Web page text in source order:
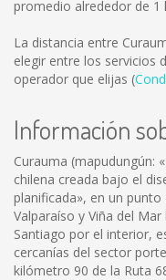
promedio alrededor de 1
La distancia entre
elegir entre los servicios
operador que elijas (
Información
Curauma (mapudungún:
chilena creada bajo el
planificada», en un
Valparaíso y Viña del
Santiago por el interior,
cercanías del sector
kilómetro 90 de la Ruta